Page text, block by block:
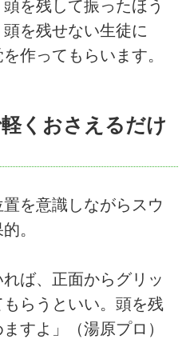
を残して振ったほう
を残せない生徒に
作ってもらいます。
くおさえるだけ
を意識しながらスウ
。
れば、正面からグリッ
らうといい。頭を残
すよ」（湯原プロ）